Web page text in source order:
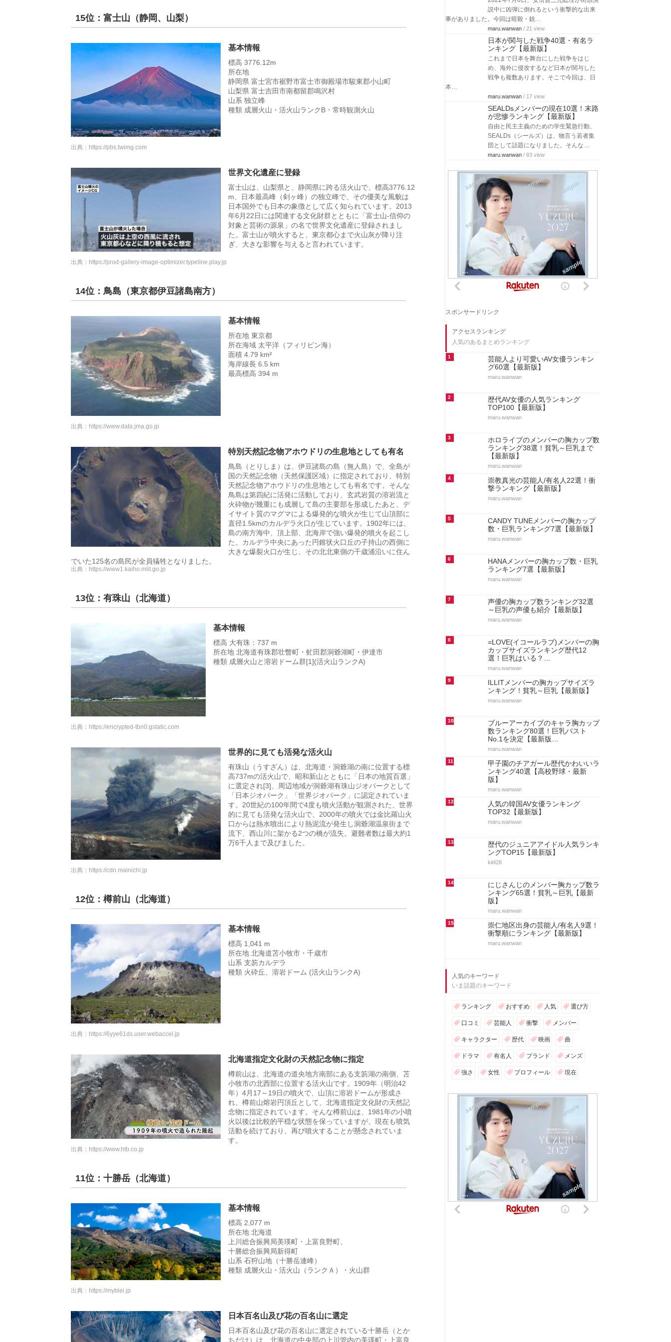
15位：富士山（静岡、山梨）
基本情報
標高 3776.12m
所在地
静岡県 富士宮市裾野市富士市御殿場市駿東郡小山町
山梨県 富士吉田市南都留郡鳴沢村
山系 独立峰
種類 成層火山・活火山ランクB・常時観測火山
出典： https://pbs.twimg.com
世界文化遺産に登録
富士山は、山梨県と、静岡県に跨る活火山で、標高3776.12
m、日本最高峰（剣ヶ峰）の独立峰で、その優美な風貌は
日本国外でも日本の象徴として広く知られています。2013
年6月22日には関連する文化財群とともに「富士山-信仰の
対象と芸術の源泉」の名で世界文化遺産に登録されまし
た。富士山が噴火すると、東京都心まで火山灰が降り注
ぎ、大きな影響を与えると言われています。
出典： https://prod-gallery-image-optimizer.typeline.play.jp
14位：鳥島（東京都伊豆諸島南方）
基本情報
所在地 東京都
所在海域 太平洋（フィリピン海）
面積 4.79 km²
海岸線長 6.5 km
最高標高 394 m
出典： https://www.data.jma.go.jp
特別天然記念物アホウドリの生息地としても有名
鳥島（とりしま）は、伊豆諸島の島（無人島）で、全島が
国の天然記念物（天然保護区域）に指定されており、特別
天然記念物アホウドリの生息地としても有名です。そんな
鳥島は第四紀に活発に活動しており、玄武岩質の溶岩流と
火砕物が幾重にも成層して島の主要部を形成したあと、デ
イサイト質のマグマによる爆発的な噴火が生じて山頂部に
直径1.5kmのカルデラ火口が生じています。1902年には、
島の南方海中、頂上部、北海岸で強い爆発的噴火を起こし
た。カルデラ中央にあった円錐状火口丘の子持山の西側に
大きな爆裂火口が生じ、その北北東側の千歳浦沿いに住ん
でいた125名の島民が全員犠牲となりました。
出典： https://www1.kaiho.mlit.go.jp
13位：有珠山（北海道）
基本情報
標高 大有珠：737 m
所在地 北海道有珠郡壮瞥町・虻田郡洞爺湖町・伊達市
種類 成層火山と溶岩ドーム群[1](活火山ランクA)
出典： https://encrypted-tbn0.gstatic.com
世界的に見ても活発な活火山
有珠山（うすざん）は、北海道・洞爺湖の南に位置する標
高737mの活火山で、昭和新山とともに「日本の地質百選」
に選定され[3]、周辺地域が洞爺湖有珠山ジオパークとして
「日本ジオパーク」「世界ジオパーク」に認定されていま
す。20世紀の100年間で4度も噴火活動が観測された、世界
的に見ても活発な活火山で、2000年の噴火では金比羅山火
口からは熱水噴出により熱泥流が発生し洞爺湖温泉街まで
流下、西山川に架かる2つの橋が流失。避難者数は最大約1
万6千人まで及びました。
出典： https://cdn.mainichi.jp
12位：樽前山（北海道）
基本情報
標高 1,041 m
所在地 北海道苫小牧市・千歳市
山系 支笏カルデラ
種類 火砕丘、溶岩ドーム (活火山ランクA)
出典： https://6yye61ds.user.webaccel.jp
北海道指定文化財の天然記念物に指定
樽前山は、北海道の道央地方南部にある支笏湖の南側、苫
小牧市の北西部に位置する活火山です。1909年（明治42
年）4月17～19日の噴火で、山頂に溶岩ドームが形成さ
れ、樽前山熔岩円頂丘として、北海道指定文化財の天然記
念物に指定されています。そんな樽前山は、1981年の小噴
火以後は比較的平穏な状態を保っていますが、現在も噴気
活動を続けており、再び噴火することが懸念されていま
す。
出典： https://www.htb.co.jp
11位：十勝岳（北海道）
基本情報
標高 2,077 m
所在地 北海道
上川総合振興局美瑛町・上富良野町、
十勝総合振興局新得町
山系 石狩山地（十勝岳連峰）
種類 成層火山・活火山（ランクＡ）・火山群
出典： https://mybiei.jp
日本百名山及び花の百名山に選定
日本百名山及び花の百名山に選定されている十勝岳（とか
ちだけ）は、北海道の中央部の上川管内の美瑛町・上富良
説中に凶弾に倒れるという衝撃的な出来
事がありました。今回は暗殺・銃…
maru.wanwan / 21 view
日本が関与した戦争40選・有名ラ
ンキング【最新版】
これまで日本を舞台にした戦争をはじ
め、海外に侵攻するなど日本が関与した
戦争も複数あります。そこで今回は、日
本…
maru.wanwan / 17 view
SEALDsメンバーの現在10選！末路
が悲惨ランキング【最新版】
自由と民主主義のための学生緊急行動、
SEALDs（シールズ）は、物言う若者集
団として話題になりました。そんな…
maru.wanwan / 83 view
スポンサードリンク
アクセスランキング
人気のあるまとめランキング
1
芸能人より可愛いAV女優ランキン
グ60選【最新版】
maru.wanwan
2
歴代AV女優の人気ランキング
TOP100【最新版】
maru.wanwan
3
ホロライブのメンバーの胸カップ数
ランキング38選！貧乳～巨乳まで
【最新版】
maru.wanwan
4
崇教真光の芸能人/有名人22選！衝
撃ランキング【最新版】
maru.wanwan
5
CANDY TUNEメンバーの胸カップ
数・巨乳ランキング7選【最新版】
maru.wanwan
6
HANAメンバーの胸カップ数・巨乳
ランキング7選【最新版】
maru.wanwan
7
声優の胸カップ数ランキング32選
～巨乳の声優も紹介【最新版】
maru.wanwan
8
=LOVE(イコールラブ)メンバーの胸
カップサイズランキング歴代12
選！巨乳はいる？…
maru.wanwan
9
ILLITメンバーの胸カップサイズラ
ンキング！貧乳～巨乳【最新版】
maru.wanwan
10
ブルーアーカイブのキャラ胸カップ
数ランキング80選！巨乳バスト
No.1を決定【最新版…
maru.wanwan
11
甲子園のチアガール歴代かわいいラ
ンキング40選【高校野球・最新
版】
maru.wanwan
12
人気の韓国AV女優ランキング
TOP32【最新版】
maru.wanwan
13
歴代のジュニアアイドル人気ランキ
ングTOP15【最新版】
kii428
14
にじさんじのメンバー胸カップ数ラ
ンキング65選！貧乳～巨乳【最新
版】
maru.wanwan
15
崇仁地区出身の芸能人/有名人9選！
衝撃順にランキング【最新版】
maru.wanwan
人気のキーワード
いま話題のキーワード
ランキング おすすめ 人気 選び方
口コミ 芸能人 衝撃 メンバー
キャラクター 歴代 映画 曲
ドラマ 有名人 ブランド メンズ
強さ 女性 プロフィール 現在